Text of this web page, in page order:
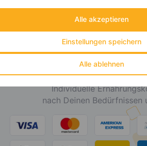
Alle ablehnen
Einstellungen speichern
Alle akzeptieren
invikoo
Individuelle
nach Deinen Bedürfnissen